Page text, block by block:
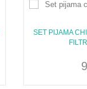
SET PIJAMA